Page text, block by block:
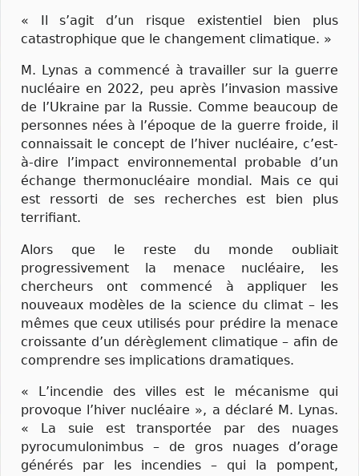
« Il s’agit d’un risque existentiel bien plus
catastrophique que le changement climatique. »
M. Lynas a commencé à travailler sur la guerre
nucléaire en 2022, peu après l’invasion massive
de l’Ukraine par la Russie. Comme beaucoup de
personnes nées à l’époque de la guerre froide, il
connaissait le concept de l’hiver nucléaire, c’est-
à-dire l’impact environnemental probable d’un
échange thermonucléaire mondial. Mais ce qui
est ressorti de ses recherches est bien plus
terrifiant.
Alors que le reste du monde oubliait
progressivement la menace nucléaire, les
chercheurs ont commencé à appliquer les
nouveaux modèles de la science du climat – les
mêmes que ceux utilisés pour prédire la menace
croissante d’un dérèglement climatique – afin de
comprendre ses implications dramatiques.
« L’incendie des villes est le mécanisme qui
provoque l’hiver nucléaire », a déclaré M. Lynas.
« La suie est transportée par des nuages
pyrocumulonimbus – de gros nuages d’orage
générés par les incendies – qui la pompent,